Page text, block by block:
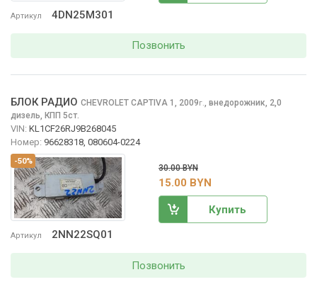
Артикул 4DN25M301
Позвонить
-50%
Артикул 2NN22SQ01
БЛОК РАДИО CHEVROLET CAPTIVA 1, 2009г.
внедорожник, 2,0
дизель, КПП 5ст.
VIN: KL1CF26RJ9B268045
Номер: 96628318, 080604-0224
30.00 BYN
15.00 BYN
Купить
Позвонить